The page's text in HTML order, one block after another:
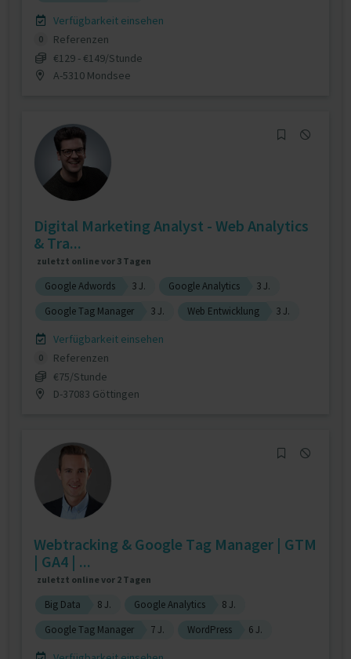
Verfügbarkeit einsehen
0
Referenzen
€129 - €149/Stunde
A-5310 Mondsee
Digital Marketing Analyst - Web Analytics
& Tra...
zuletzt online vor 3 Tagen
Google Adwords 3 J. Google Analytics
3 J.
Google Tag Manager
3 J. Web Entwicklung 3 J.
Verfügbarkeit einsehen
0
Referenzen
€75/Stunde
D-37083 Göttingen
Webtracking & Google Tag Manager | GTM
| GA4 | ...
zuletzt online vor 2 Tagen
Big Data 8 J. Google Analytics
8 J.
Google Tag Manager
7 J. WordPress 6 J.